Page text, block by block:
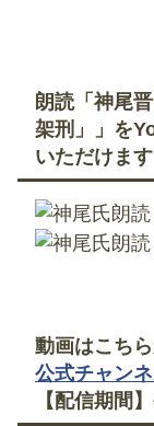
朗読「神尾
架刑」」を
いただけます
動画はこち
公式チャン
【配信期間